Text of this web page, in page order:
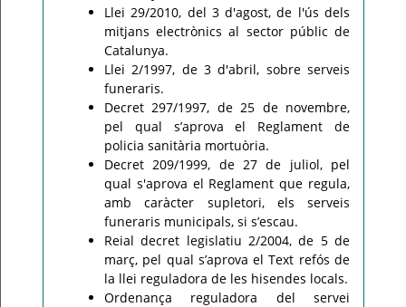
Llei 29/2010, del 3 d'agost, de l'ús dels
mitjans electrònics al sector públic de
Catalunya.
Llei 2/1997, de 3 d'abril, sobre serveis
funeraris.
Decret 297/1997, de 25 de novembre,
pel qual s’aprova el Reglament de
policia sanitària mortuòria.
Decret 209/1999, de 27 de juliol, pel
qual s'aprova el Reglament que regula,
amb caràcter supletori, els serveis
funeraris municipals, si s’escau.
Reial decret legislatiu 2/2004, de 5 de
març, pel qual s’aprova el Text refós de
la llei reguladora de les hisendes locals.
Ordenança reguladora del servei